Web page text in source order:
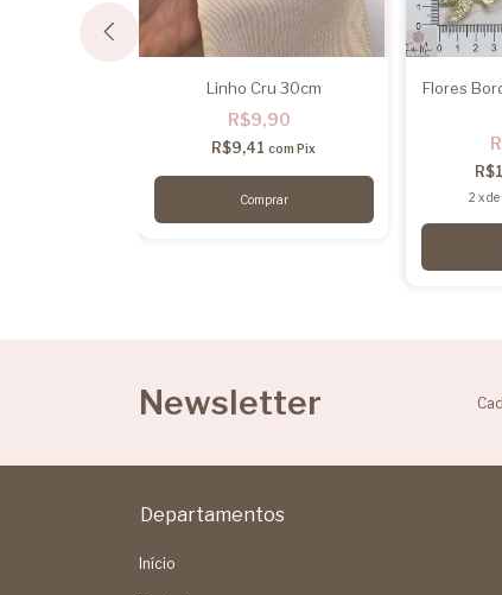
Linho Cru 30cm
R$9,90
R$9,41 com Pix
Flores
2 xde
Newsletter
Departamentos
Início